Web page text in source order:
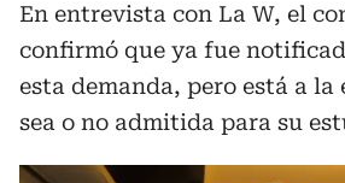
En entrevista con La W, el
confirmó que ya fue
esta demanda, pero está a la
sea o no admitida para su